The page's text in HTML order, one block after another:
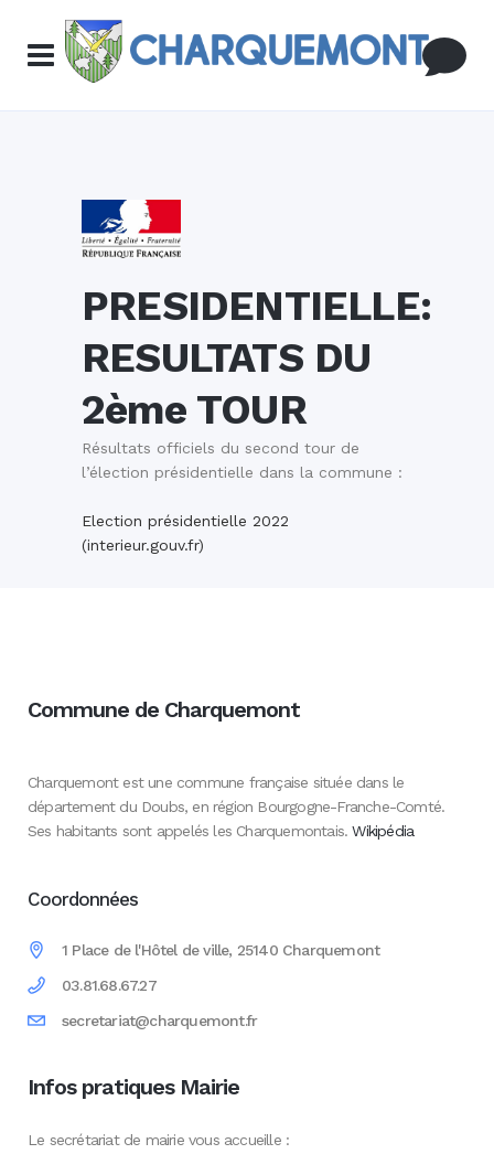
PRESIDENTIELLE:
RESULTATS DU
2ème TOUR
Résultats officiels du second tour de
l’élection présidentielle dans la commune :
Election présidentielle 2022
(interieur.gouv.fr)
Commune de Charquemont
Charquemont est une commune française située dans le
département du Doubs, en région Bourgogne-Franche-Comté.
Ses habitants sont appelés les Charquemontais.Wikipédia
Coordonnées
1 Place de l'Hôtel de ville, 25140 Charquemont
03.81.68.67.27
secretariat@charquemont.fr
Infos pratiques Mairie
Le secrétariat de mairie vous accueille :